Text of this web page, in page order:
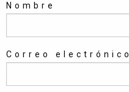
Nombre
Correo electrónico